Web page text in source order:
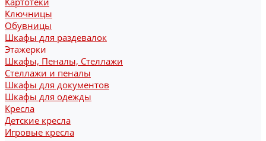
Ключницы
Обувницы
Шкафы для раздевалок
Этажерки
Шкафы, Пеналы, Стеллажи
Стеллажи и пеналы
Шкафы для документов
Шкафы для одежды
Кресла
Детские кресла
Игровые кресла